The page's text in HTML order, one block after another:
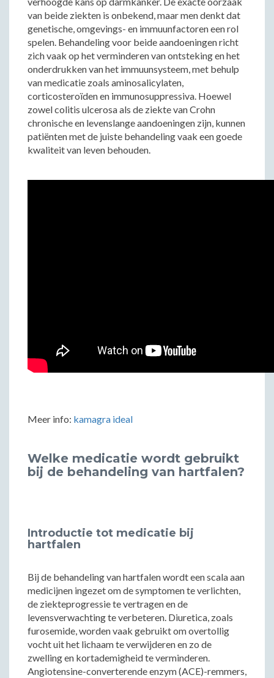
van beide ziekten is onbekend, maar men denkt dat
genetische, omgevings- en immuunfactoren een rol
spelen. Behandeling voor beide aandoeningen richt
zich vaak op het verminderen van ontsteking en het
onderdrukken van het immuunsysteem, met behulp
van medicatie zoals aminosalicylaten,
corticosteroïden en immunosuppressiva. Hoewel
zowel colitis ulcerosa als de ziekte van Crohn
chronische en levenslange aandoeningen zijn, kunnen
patiënten met de juiste behandeling vaak een goede
kwaliteit van leven behouden.
Meer info: kamagra ideal
Welke medicatie wordt gebruikt
bij de behandeling van hartfalen?
Introductie tot medicatie bij
hartfalen
Bij de behandeling van hartfalen wordt een scala aan
medicijnen ingezet om de symptomen te verlichten,
de ziekteprogressie te vertragen en de
levensverwachting te verbeteren. Diuretica, zoals
furosemide, worden vaak gebruikt om overtollig
vocht uit het lichaam te verwijderen en zo de
zwelling en kortademigheid te verminderen.
Angiotensine-converterende enzym (ACE)-remmers,